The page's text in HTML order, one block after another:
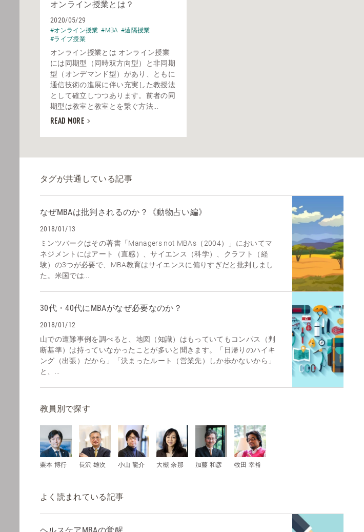
オンライン授業とは？
2020/05/29
#オンライン授業 #MBA #遠隔授業
#ライブ授業
オンライン授業とは オンライン授業
には同期型（同時双方向型）と非同期
型（オンデマンド型）があり、ともに
通信技術の進展に伴い充実した教授法
として確立しつつあります。前者の同
期型は教室と教室とを繋ぐ方法...
READ MORE
タグが共通している記事
なぜMBAは批判されるのか？《動物占い編》
2018/01/13
ミンツバークはその著書「Managers not MBAs（2004）」においてマ
ネジメントにはアート（直感）、サイエンス（科学）、クラフト（経
験）の3つが必要で、MBA教育はサイエンスに偏りすぎだと批判しまし
た。米国では...
30代・40代にMBAがなぜ必要なのか？
2018/01/12
山での遭難事例を調べると、地図（知識）はもっていてもコンパス（判
断基準）は持っていなかったことが多いと聞きます。「日帰りのハイキ
ング（出張）だから」「決まったルート（営業先）しか歩かないから」
と、...
教員別で探す
栗本 博行 長沢 雄次 小山 龍介 大槻 奈那 加藤 和彦 牧田 幸裕
よく読まれている記事
ヘルスケアMBAの覚醒